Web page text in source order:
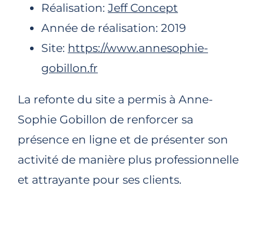
Réalisation: Jeff Concept
Année de réalisation: 2019
Site: https://www.annesophie-
gobillon.fr
La refonte du site a permis à Anne-
Sophie Gobillon de renforcer sa
présence en ligne et de présenter son
activité de manière plus professionnelle
et attrayante pour ses clients.